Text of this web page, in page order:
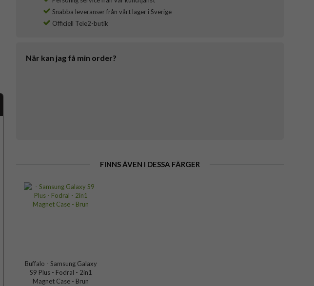
Snabba leveranser från vårt lager i Sverige
Officiell Tele2-butik
När kan jag få min order?
FINNS ÄVEN I DESSA FÄRGER
Buffalo - Samsung Galaxy
S9 Plus - Fodral - 2in1
Magnet Case - Brun